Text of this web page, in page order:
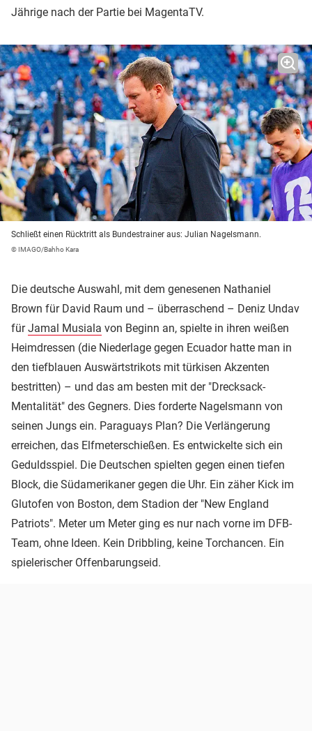
Jährige nach der Partie bei MagentaTV.
Schließt einen Rücktritt als Bundestrainer aus: Julian Nagelsmann.
© IMAGO/Bahho Kara
Die deutsche Auswahl, mit dem genesenen Nathaniel
Brown für David Raum und – überraschend – Deniz Undav
fürJamal Musiala von Beginn an, spielte in ihren weißen
Heimdressen (die Niederlage gegen Ecuador hatte man in
den tiefblauen Auswärtstrikots mit türkisen Akzenten
bestritten) – und das am besten mit der "Drecksack-
Mentalität" des Gegners. Dies forderte Nagelsmann von
seinen Jungs ein. Paraguays Plan? Die Verlängerung
erreichen, das Elfmeterschießen. Es entwickelte sich ein
Geduldsspiel. Die Deutschen spielten gegen einen tiefen
Block, die Südamerikaner gegen die Uhr. Ein zäher Kick im
Glutofen von Boston, dem Stadion der "New England
Patriots". Meter um Meter ging es nur nach vorne im DFB-
Team, ohne Ideen. Kein Dribbling, keine Torchancen. Ein
spielerischer Offenbarungseid.